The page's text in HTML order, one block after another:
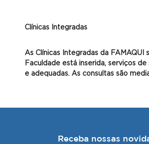
Clínicas Integradas
As Clínicas Integradas da
Faculdade está inserida, serviços
e adequadas. As consultas são
Receba nossas